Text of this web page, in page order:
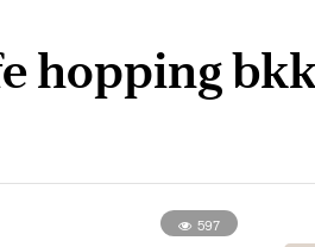
hopping
597